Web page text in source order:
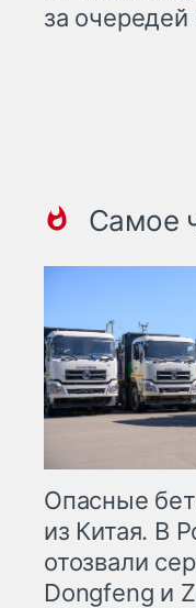
за очередей
Самое
Опасные
из Китая. В
отозвали
Dongfeng и